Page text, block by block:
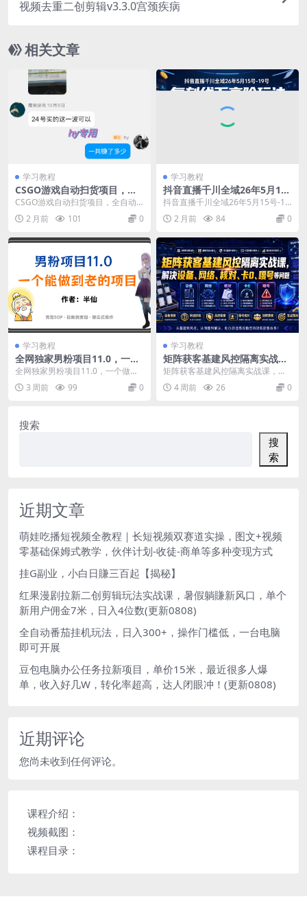
视频去重二创剪辑v3.3.0宫颈疾病
相关文章
学习教程
CSGO游戏自动扫货项目，全
自动运行，月入1W，无风
险，长期稳定可以做【揭秘】
CSGO游戏自动扫货项目，全自动
运行，月入1W，无风险，长期稳定
可以做【揭秘】 ...
2 月前 101 0
学习教程
抖音直播千川全域26年5月15
号-19号，复刻线下高阶玩
法，自然流量稳步走高，单场
起量拉高投产
抖音直播千川全域26年5月15号-19
号，复刻线下高阶玩法，自然流量
稳步走高，单...
2 月前 84 0
学习教程
全网独家男粉项目11.0，一个
做到老的项目，完整SOP·视频
到变现·傻瓜式操作
全网独家男粉项目11.0，一个做到
老的项目，完整SOP·视频到变现·傻
瓜式操作 ...
3 周前 99 0
学习教程
矩阵获客基建风控隔离实战
课，解决设备、网络、核对、
卡0、嘎号等问题
矩阵获客基建风控隔离实战课，解
决设备、网络、核对、卡0、嘎号等
问题 一、关联问题...
4 周前 26 0
搜索
搜
索
近期文章
萌娃吃播短视频全教程｜长短视频双赛道实操，图文+视频
零基础保姆式教学，伙伴计划-收徒-商单等多种变现方式
挂G副业，小白日賺三百起【揭秘】
红果漫剧拉新二创剪辑玩法实战课，暑假躺賺新风口，单个
新用户佣金7米，日入4位数(更新0808)
全自动番茄挂机玩法，日入300+，操作门槛低，一台电脑
即可开展
豆包电脑办公任务拉新项目，单价15米，最近很多人爆
单，收入好几W，转化率超高，达人闭眼冲！(更新0808)
近期评论
您尚未收到任何评论。
课程介绍：
视频截图：
课程目录：